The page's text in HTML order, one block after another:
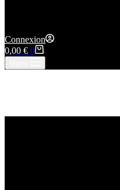
Connexion
Panier
d’achat
0,00 € 0